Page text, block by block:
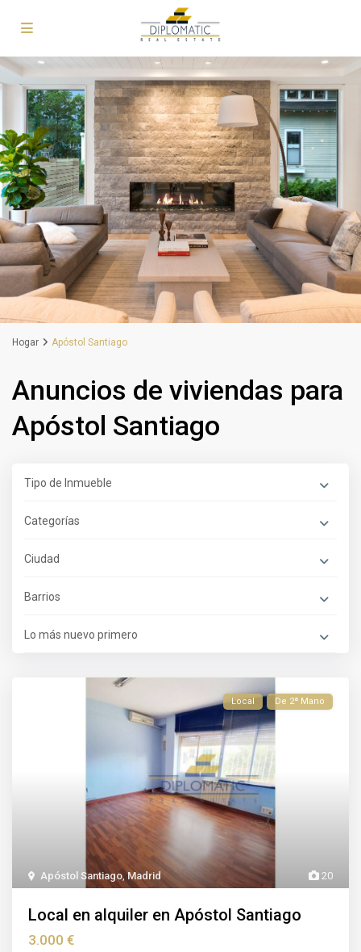
Hogar Apóstol Santiago
Anuncios de viviendas para
Apóstol Santiago
Tipo de Inmueble
Categorías
Ciudad
Barrios
Lo más nuevo primero
20
Apóstol Santiago,Madrid
Local De 2ª Mano
Local en alquiler en Apóstol Santiago
3.000 €